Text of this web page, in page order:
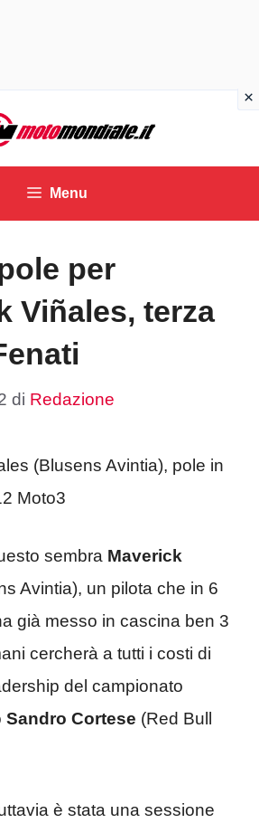
Menu
per
Viñales, terza
di Redazione
sembra Maverick
Avintia), un pilota che in 6
già messo in cascina ben 3
cercherà a tutti i costi di
del campionato
Sandro Cortese (Red Bull
è stata una sessione